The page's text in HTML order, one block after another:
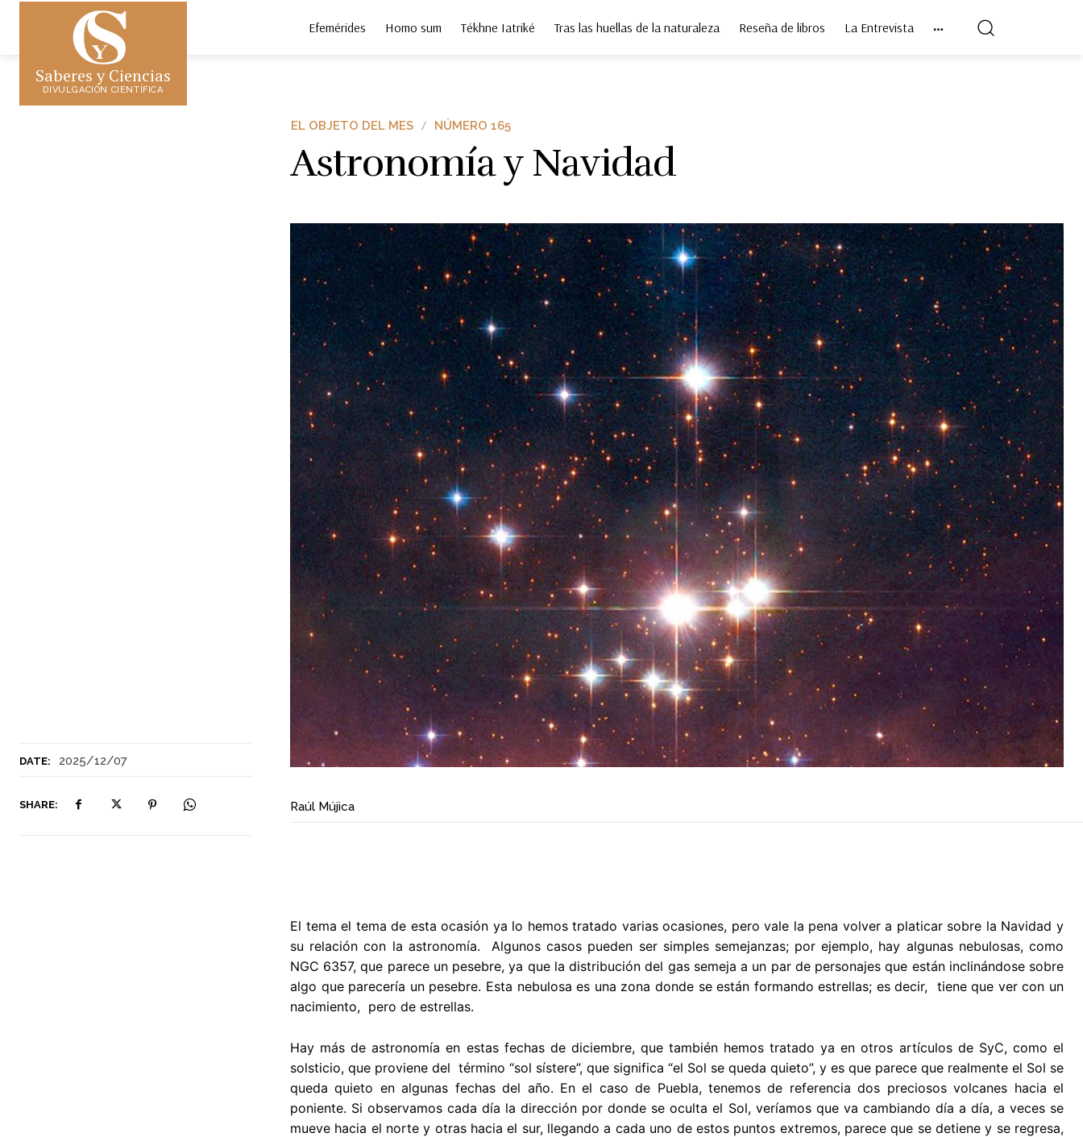
Saberes y Ciencias
DIVULGACIÓN CIENTÍFICA
Efemérides Homo sum Tékhne Iatriké Tras las huellas de la naturaleza Reseña de libros La Entrevista
DATE: 2025/12/07
SHARE:
EL OBJETO DEL MES NÚMERO 165
Astronomía y Navidad
Raúl Mújica
El tema el tema de esta ocasión ya lo hemos tratado varias ocasiones, pero vale la pena volver a platicar sobre la Navidad y
su relación con la astronomía. Algunos casos pueden ser simples semejanzas; por ejemplo, hay algunas nebulosas, como
NGC 6357, que parece un pesebre, ya que la distribución del gas semeja a un par de personajes que están inclinándose sobre
algo que parecería un pesebre. Esta nebulosa es una zona donde se están formando estrellas; es decir, tiene que ver con un
nacimiento, pero de estrellas.
Hay más de astronomía en estas fechas de diciembre, que también hemos tratado ya en otros artículos de SyC, como el
solsticio, que proviene del término “sol sístere”, que significa “el Sol se queda quieto”, y es que parece que realmente el Sol se
queda quieto en algunas fechas del año. En el caso de Puebla, tenemos de referencia dos preciosos volcanes hacia el
poniente. Si observamos cada día la dirección por donde se oculta el Sol, veríamos que va cambiando día a día, a veces se
mueve hacia el norte y otras hacia el sur, llegando a cada uno de estos puntos extremos, parece que se detiene y se regresa,